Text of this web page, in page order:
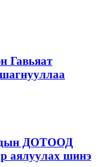
Гавьяат
шагнууллаа
ДОТООД
аялуулах шинэ